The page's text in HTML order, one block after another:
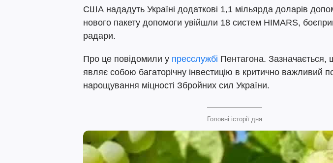
США нададуть Україні додаткові 1,1 мільярда доларів
нового пакету допомоги увійшли 18 систем HIMARS,
радари.
Про це повідомили у пресслужбі Пентагона. Зазначається,
являє собою багаторічну інвестицію в критично важливий
нарощування міцності Збройних сил України.
Головні історії дня